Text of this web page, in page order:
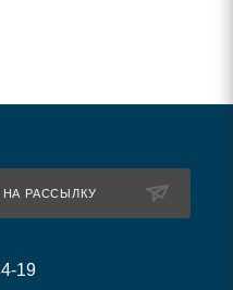
РАССЫЛКУ
19